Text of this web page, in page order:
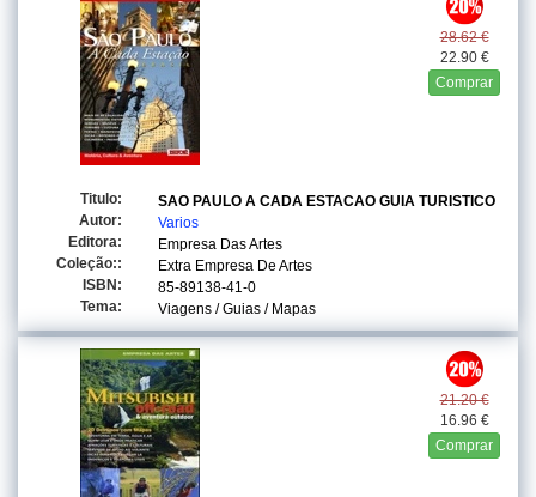
28.62 €
22.90 €
Comprar
Titulo:
SAO PAULO A CADA ESTACAO GUIA TURISTICO
Autor:
Varios
Editora:
Empresa Das Artes
Coleção::
Extra Empresa De Artes
ISBN:
85-89138-41-0
Tema:
Viagens / Guias / Mapas
21.20 €
16.96 €
Comprar